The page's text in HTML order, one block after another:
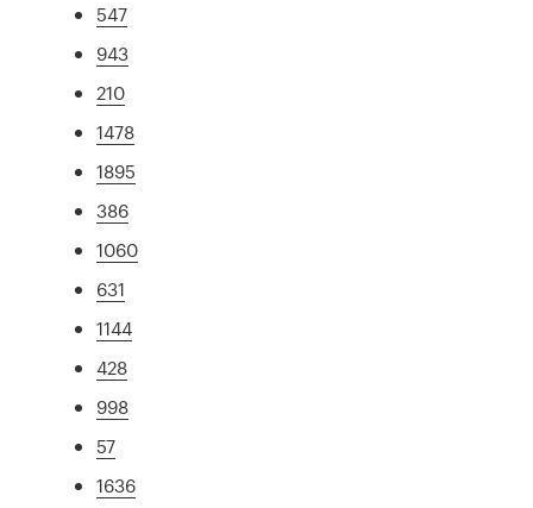
547
943
210
1478
1895
386
1060
631
1144
428
998
57
1636